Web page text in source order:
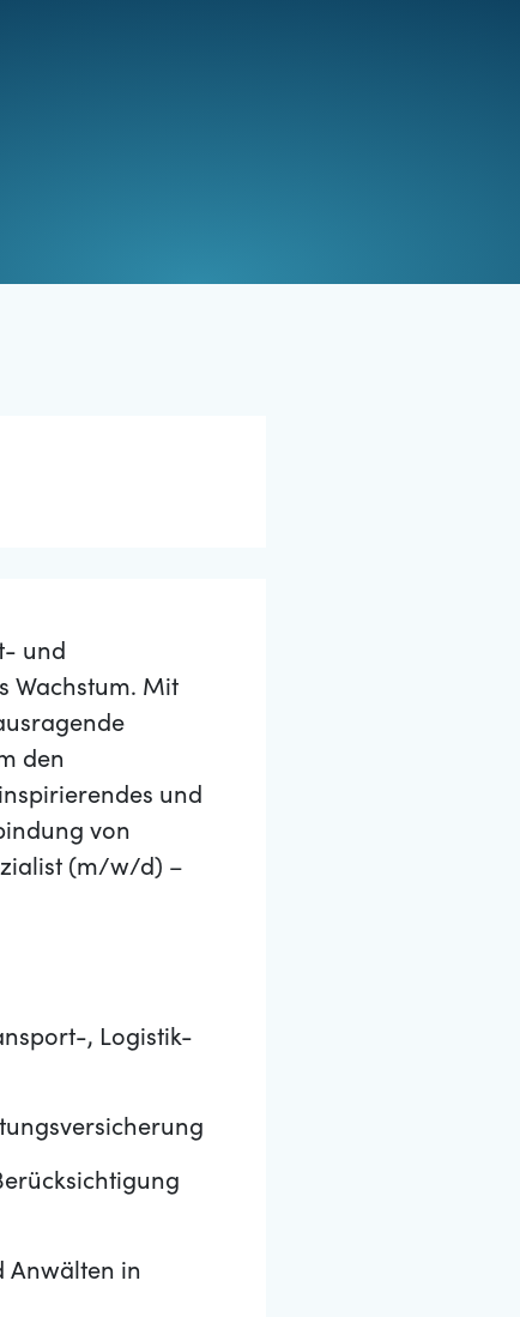
und
Wachstum. Mit
den
und
von
(m/w/d) –
, Logistik-
Anwälten in